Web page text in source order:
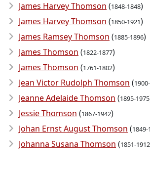
James Harvey Thomson (1848-1848)
James Harvey Thomson (1850-1921)
James Ramsey Thomson (1885-1896)
James Thomson (1822-1877)
James Thomson (1761-1802)
Jean Victor Rudolph Thomson (
Jeanne Adelaide Thomson (1895-1975
Jessie Thomson (1867-1942)
Johan Ernst August Thomson (1849-
Johanna Susana Thomson (1851-1912